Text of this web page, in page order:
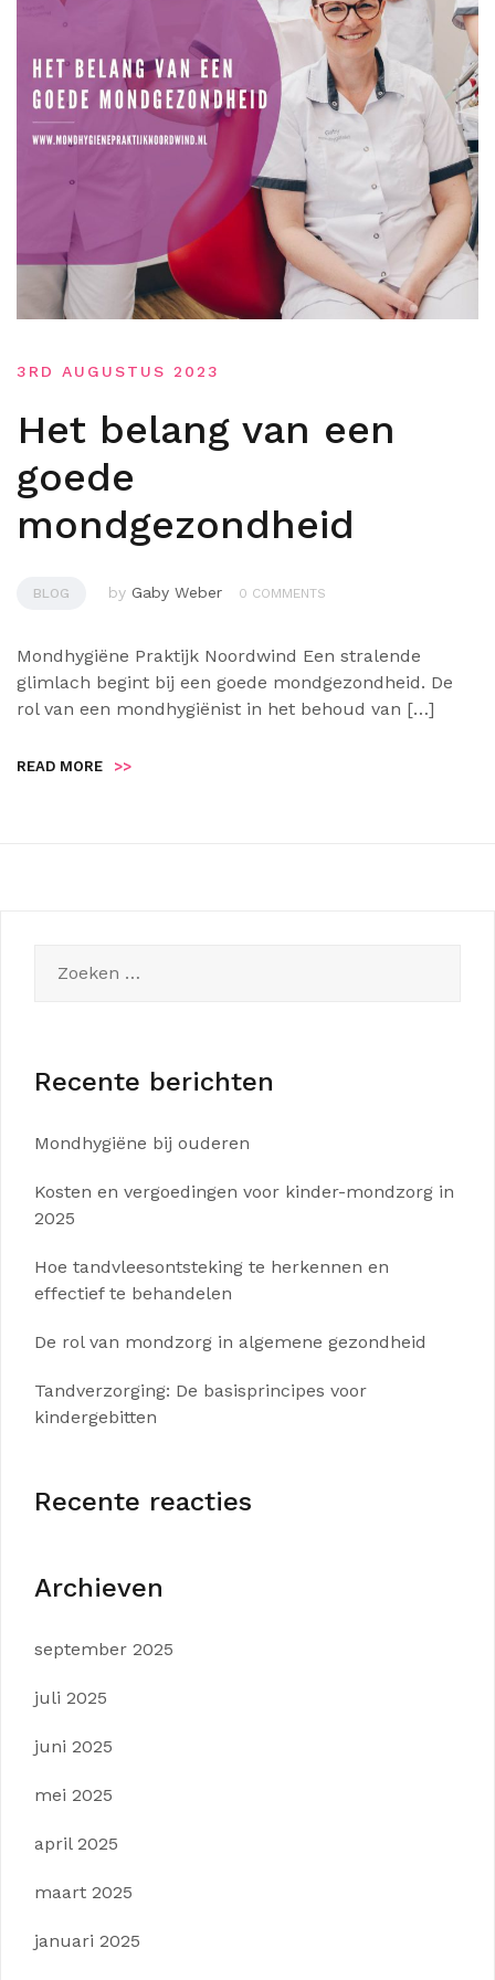
3RD AUGUSTUS 2023
Het belang van een
goede
mondgezondheid
BLOG by Gaby Weber 0 COMMENTS
Mondhygiëne Praktijk Noordwind Een stralende
glimlach begint bij een goede mondgezondheid. De
rol van een mondhygiënist in het behoud van […]
READ MORE >>
naar:
Recente berichten
Mondhygiëne bij ouderen
Kosten en vergoedingen voor kinder-mondzorg in
2025
Hoe tandvleesontsteking te herkennen en
effectief te behandelen
De rol van mondzorg in algemene gezondheid
Tandverzorging: De basisprincipes voor
kindergebitten
Recente reacties
Archieven
september 2025
juli 2025
juni 2025
mei 2025
april 2025
maart 2025
januari 2025